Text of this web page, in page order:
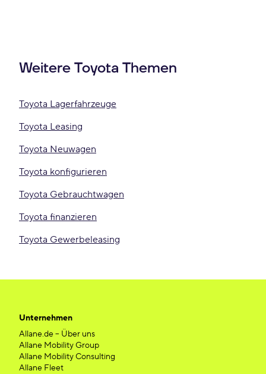
Weitere Toyota Themen
Toyota Lagerfahrzeuge
Toyota Leasing
Toyota Neuwagen
Toyota konfigurieren
Toyota Gebrauchtwagen
Toyota finanzieren
Toyota Gewerbeleasing
Unternehmen
Allane.de – Über uns
Allane Mobility Group
Allane Mobility Consulting
Allane Fleet